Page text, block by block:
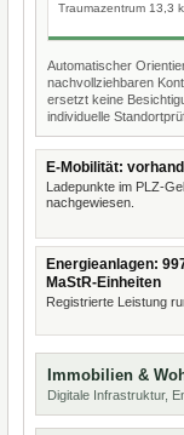
Traumazentrum 13,3
Automatischer
nachvollziehbaren
ersetzt keine
individuelle
E-Mobilität:
Ladepunkte im PLZ-
nachgewiesen.
Energieanlagen:
MaStR-Einheiten
Registrierte Leistung
Immobilien &
Digitale Infrastruktur,